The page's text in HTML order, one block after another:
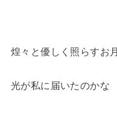
煌々と優しく照らすお
光が私に届いたのかな